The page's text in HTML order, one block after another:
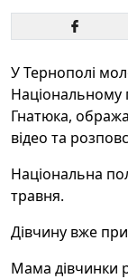
У Тернополі
Національному
Гнатюка,
відео та
Національна
травня.
Дівчину вже
Мама дівчинки